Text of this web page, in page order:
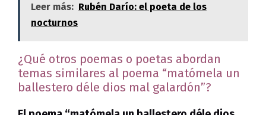
Leer más: Rubén Darío: el poeta de los
nocturnos
¿Qué otros poemas o poetas abordan
temas similares al poema “matómela un
ballestero déle dios mal galardón”?